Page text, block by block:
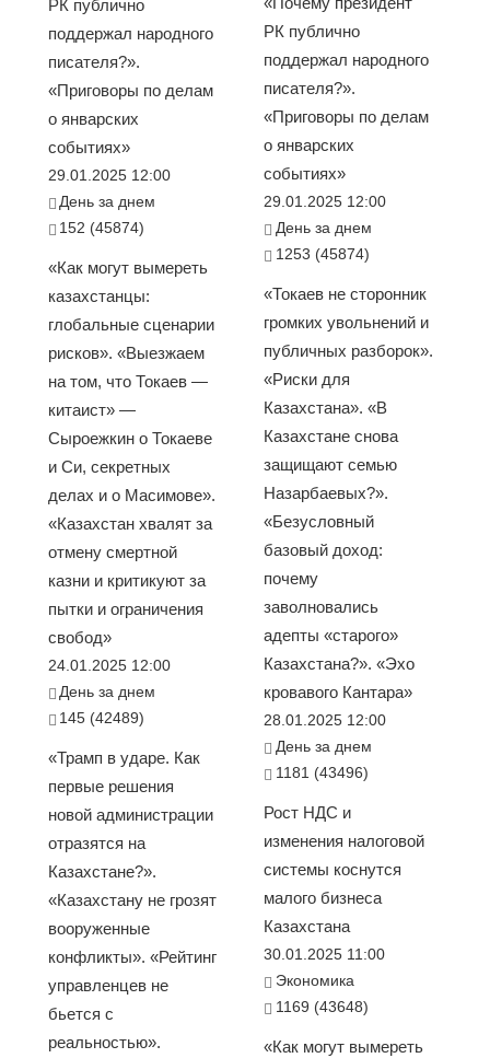
РК публично
поддержал народного
писателя?».
«Приговоры по делам
о январских
событиях»
29.01.2025 12:00
День за днем
152 (45874)
«Как могут вымереть
казахстанцы:
глобальные сценарии
рисков». «Выезжаем
на том, что Токаев —
китаист» —
Сыроежкин о Токаеве
и Си, секретных
делах и о Масимове».
«Казахстан хвалят за
отмену смертной
казни и критикуют за
пытки и ограничения
свобод»
24.01.2025 12:00
День за днем
145 (42489)
«Трамп в ударе. Как
первые решения
новой администрации
отразятся на
Казахстане?».
«Казахстану не грозят
вооруженные
конфликты». «Рейтинг
управленцев не
бьется с
реальностью».
РК публично
поддержал народного
писателя?».
«Приговоры по делам
о январских
событиях»
29.01.2025 12:00
День за днем
1253 (45874)
«Токаев не сторонник
громких увольнений и
публичных разборок».
«Риски для
Казахстана». «В
Казахстане снова
защищают семью
Назарбаевых?».
«Безусловный
базовый доход:
почему
заволновались
адепты «старого»
Казахстана?». «Эхо
кровавого Кантара»
28.01.2025 12:00
День за днем
1181 (43496)
Рост НДС и
изменения налоговой
системы коснутся
малого бизнеса
Казахстана
30.01.2025 11:00
Экономика
1169 (43648)
«Как могут вымереть